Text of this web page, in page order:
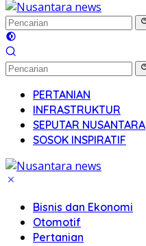
PERTANIAN
INFRASTRUKTUR
SEPUTAR NUSANTARA
SOSOK INSPIRATIF
Bisnis dan Ekonomi
Otomotif
Pertanian